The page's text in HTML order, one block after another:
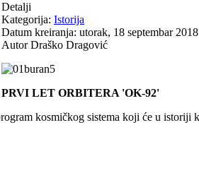
Detalji
Kategorija: Istorija
Datum kreiranja: utorak, 18 septembar
AutorDraško Dragović
PRVI LET ORBITERA 'OK-92'
kosmičkog sistema koji će u istoriji